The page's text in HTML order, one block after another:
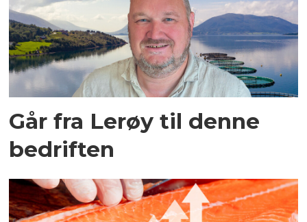
Går fra Lerøy til denne
bedriften